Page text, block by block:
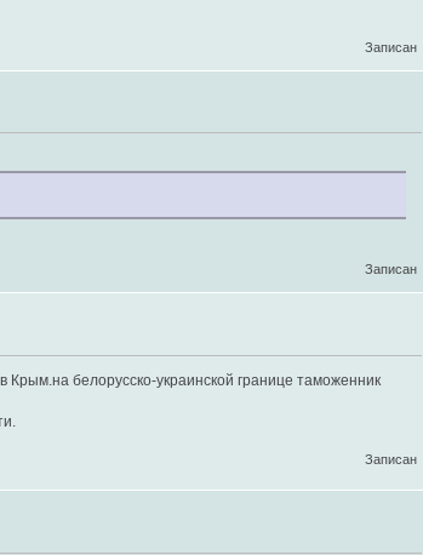
Записан
Записан
белорусско-украинской границе таможенник
Записан